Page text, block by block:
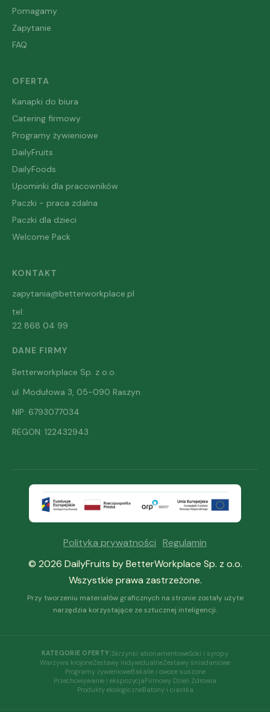
Pomagamy
Zapytanie
FAQ
OFERTA
Kanapki do biura
Catering firmowy
Programy żywieniowe
DailyFruits
DailyFoods
Upominki dla pracowników
Paczki - praca zdalna
Paczki dla dzieci
Welcome Pack
KONTAKT
zapytania@betterworkplace.pl
tel:
22 868 04 99
DANE FIRMY
Betterworkplace Sp. z o.o.
ul. Modułowa 3, 05-090 Raszyn
NIP: 6793077034
REGON: 122432943
Polityka prywatności · Regulamin
© 2026 DailyFruits by BetterWorkplace Sp. z o.o.
Wszystkie prawa zastrzeżone.
Przy tworzeniu materiałów graficznych na stronie zostały użyte
narzędzia korzystające ze sztucznej inteligencji.
KATEGORIE OFERTY:Skrzynki abonamentoweSoki i syropy
Warzywa krojoneZestawy indywidualneZestawy śniadaniowe
Programy żywienioweBakalie i owoce suszone
Przechowywanie i ekspozycjaFirmowy Dzień Zdrowia
Produkty ekologiczneBatony i ciastka